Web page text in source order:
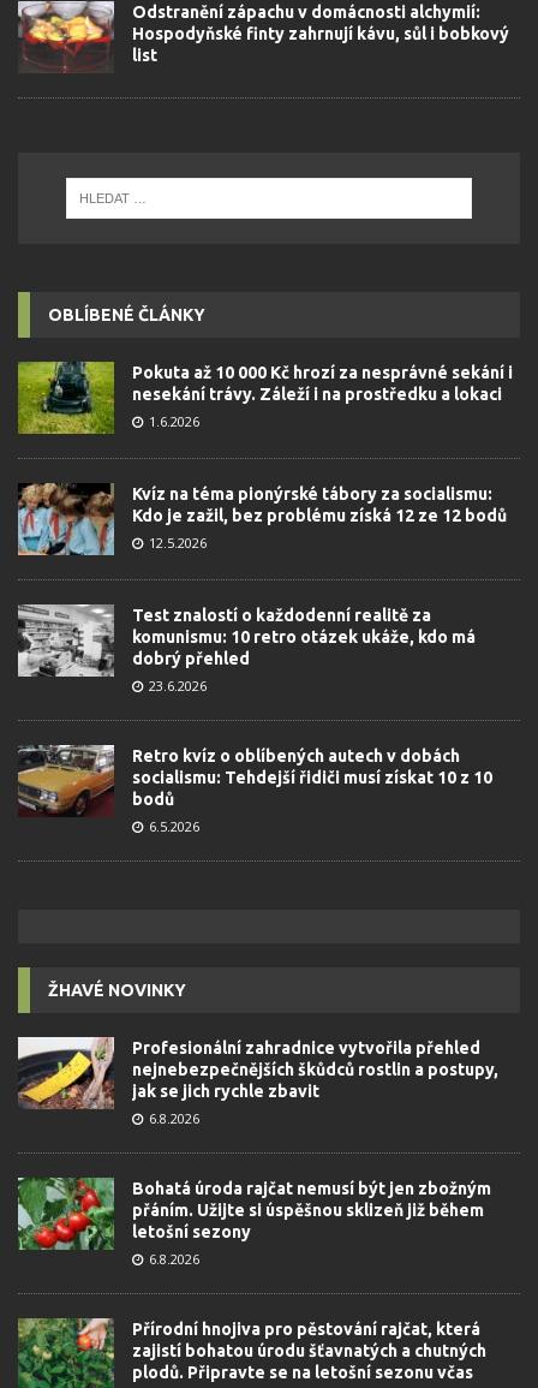
Odstranění zápachu v domácnosti alchymií:
Hospodyňské finty zahrnují kávu, sůl i bobkový
list
OBLÍBENÉ ČLÁNKY
Pokuta až 10 000 Kč hrozí za nesprávné sekání i
nesekání trávy. Záleží i na prostředku a lokaci
1.6.2026
Kvíz na téma pionýrské tábory za socialismu:
Kdo je zažil, bez problému získá 12 ze 12 bodů
12.5.2026
Test znalostí o každodenní realitě za
komunismu: 10 retro otázek ukáže, kdo má
dobrý přehled
23.6.2026
Retro kvíz o oblíbených autech v dobách
socialismu: Tehdejší řidiči musí získat 10 z 10
bodů
6.5.2026
ŽHAVÉ NOVINKY
Profesionální zahradnice vytvořila přehled
nejnebezpečnějších škůdců rostlin a postupy,
jak se jich rychle zbavit
6.8.2026
Bohatá úroda rajčat nemusí být jen zbožným
přáním. Užijte si úspěšnou sklizeň již během
letošní sezony
6.8.2026
Přírodní hnojiva pro pěstování rajčat, která
zajistí bohatou úrodu šťavnatých a chutných
plodů. Připravte se na letošní sezonu včas